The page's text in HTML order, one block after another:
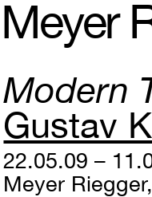
Meyer
Modern
Gustav
22.05.09 –
Meyer